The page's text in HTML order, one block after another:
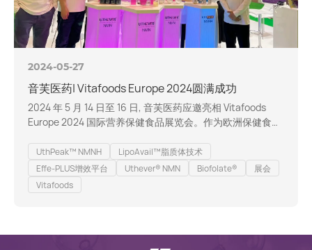
2024-05-27
音芙医药| Vitafoods Europe 2024圆满成功
2024 年 5 月 14 日至 16 日, 音芙医药应邀亮相 Vitafoods
Europe 2024 国际营养保健食品展览会。作为欧洲保健食品
精英, 为行业提供了交流合作和探讨前沿问题的平台。 音芙
解锁生物科技力量 在为期三天的展会中, 音芙医药展示了其
在生物技术领域的研发和生产实力, 涵盖多个单原料品类。
重点展出的展品…
UthPeak™ NMNH
LipoAvail™脂质体技术
Effe-PLUS增效平台
Uthever® NMN Biofolate®
展会
Vitafoods